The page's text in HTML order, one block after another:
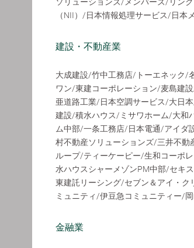
（NII）/日本情報処理サービス/日
建設・不動産業
大成建設/竹中工務店/トーエネック/
ワン/東建コーポレーション/麦島建
亜道路工業/日本空調サービス/大日
建設/積水ハウス/ミサワホーム/大和
ム中部/一条工務店/日本電通/アイダ
村不動産ソリューションズ/三井不
ループ/ティーケーピー/生和コーポ
水ハウスシャーメゾンPM中部/セキ
東建託リーシング/セブン＆アイ・
ミュニティ/伊豆急コミュニティー/
金融業